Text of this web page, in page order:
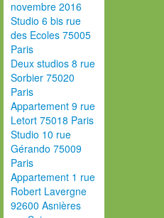
novembre 2016
Studio 6 bis rue
des Ecoles 75005
Paris
Deux studios 8 rue
Sorbier 75020
Paris
Appartement 9 rue
Letort 75018 Paris
Studio 10 rue
Gérando 75009
Paris
Appartement 1 rue
Robert Lavergne
92600 Asnières